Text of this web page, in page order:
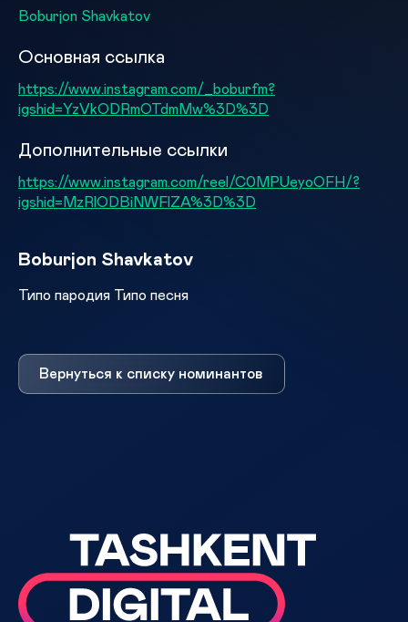
Boburjon Shavkatov
Основная ссылка
https://www.instagram.com/_boburfm?
igshid=YzVkODRmOTdmMw%3D%3D
Дополнительные ссылки
https://www.instagram.com/reel/C0MPUeyoOFH/?
igshid=MzRlODBiNWFlZA%3D%3D
Boburjon Shavkatov
Типо пародия Типо песня
Вернуться к списку номинантов